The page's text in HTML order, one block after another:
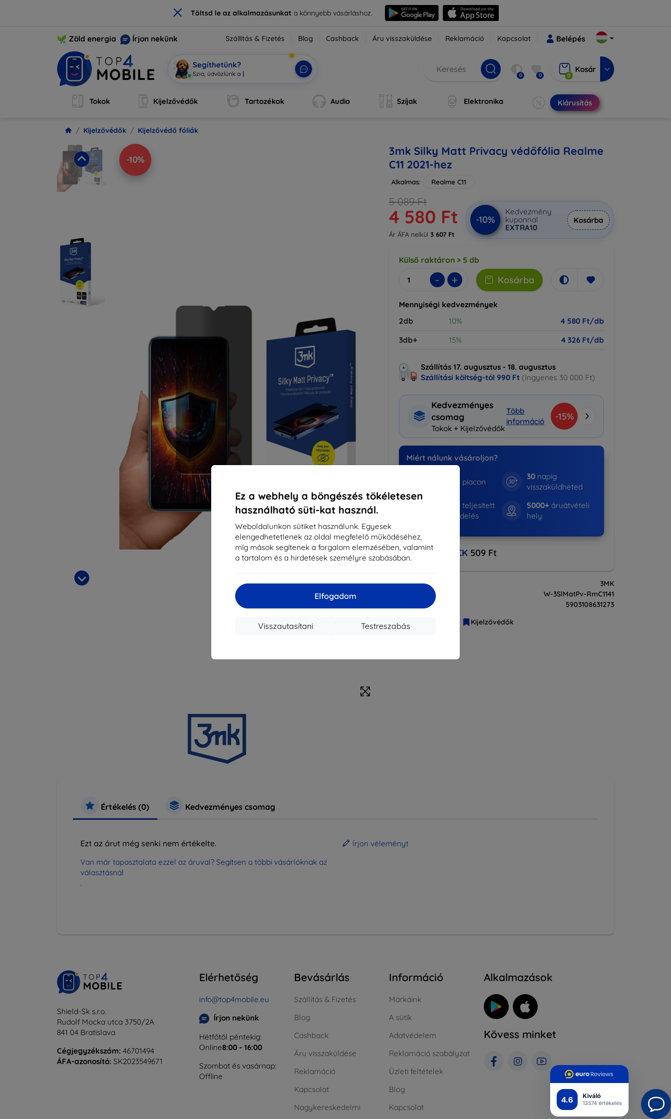
× Töltsd le az alkalmazásunkata könnyebb vásárláshoz.
4.6 Kiváló
13574 értékelés
Ez a webhely a böngészés tökéletesen
használható süti-kat használ.
Weboldalunkon sütiket használunk. Egyesek
elengedhetetlenek az oldal megfelelő működéséhez,
míg mások segítenek a forgalom elemzésében, valamint
a tartalom és a hirdetések személyre szabásában.
Elfogadom
Testreszabás
Visszautasítani
Zöld energia Írjon nekünk Szállítás & Fizetés Blog Cashback Áru visszaküldése Reklamáció Kapcsolat Belépés
Segíthetünk?
Mobi | 0 0 0
Kosár
Tokok Kijelzővédők Tartozékok Audio Szíjak Elektronika Kiárusítás
Kijelzővédők Kijelzővédő fóliák
-10%
3mk Silky Matt Privacy védőfólia Realme
C11 2021-hez
Alkalmas: Realme C11
5 089 Ft
4 580 Ft
Ár ÁFA nelkül 3 607 Ft
-10%
Kedvezmény
kuponnal
EXTRA10
Kosárba
Külső raktáron > 5 db
- + Kosárba
Mennyiségi kedvezmények
2db
10%
4 580 Ft/db
3db+
15% 4 326 Ft/db
Szállítás 17. augusztus - 18. augusztus
Szállítási költség-tól 990 Ft (Ingyenes 30 000 Ft)
Kedvezményes
csomag
Tokok + Kijelzővédők
Több
információ
-15%
Miért nálunk vásároljon?
éve a piacon
30napig
visszaküldheted
819530+teljesített
megrendelés
5000+áruátvételi
hely
CASHBACK 509 Ft
Márka
3MK
Gyártói cikkszám
W-3SlMatPv-RmC1141
5903108631273
Kijelzővédő fóliák
Kijelzővédők
Értékelés (0) Kedvezményes csomag
Ezt az árut még senki nem értékelte.
Van már tapasztalata ezzel az áruval? Segítsen a többi vásárlóknak az
választásnál
.
Írjon véleményt
Shield-Sk s.r.o.
Rudolf Mocka utca 3750/2A
841 04 Bratislava
Cégjegyzékszám: 46701494
ÁFA-azonosító: SK2023549671
Elérhetőség
info@top4mobile.eu
Írjon nekünk
Hétfőtől péntekig:
Online8:00 - 16:00
Szombat és vasárnap:
Offline
Bevásárlás
Szállítás & Fizetés
Blog
Cashback
Áru visszaküldése
Reklamáció
Kapcsolat
Nagykereskedelmi
Információ
Márkáink
A sütik
Adatvédelem
Reklamáció szabályzat
Üzleti feltételek
Blog
Kapcsolat
Alkalmazások
Kövess minket